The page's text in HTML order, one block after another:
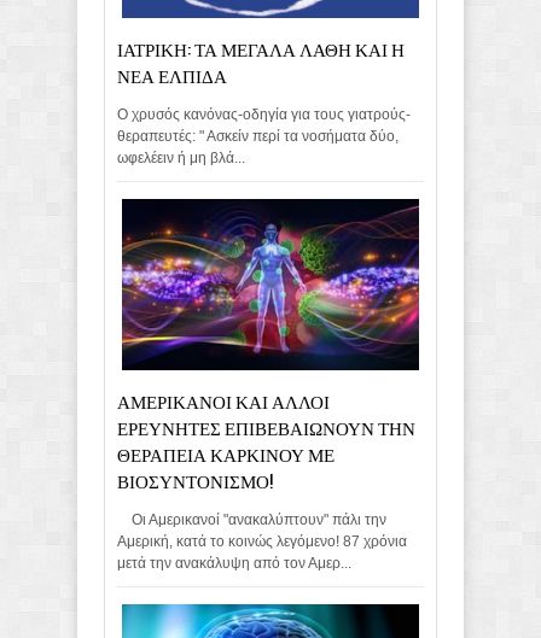
ΙΑΤΡΙΚΗ: ΤΑ ΜΕΓΑΛΑ ΛΑΘΗ ΚΑΙ Η
ΝΕΑ ΕΛΠΙΔΑ
Ο χρυσός κανόνας-οδηγία για τους γιατρούς-
θεραπευτές: " Ασκείν περί τα νοσήματα δύο,
ωφελέειν ή μη βλά...
ΑΜΕΡΙΚΑΝΟΙ ΚΑΙ ΑΛΛΟΙ
ΕΡΕΥΝΗΤΕΣ ΕΠΙΒΕΒΑΙΩΝΟΥΝ ΤΗΝ
ΘΕΡΑΠΕΙΑ ΚΑΡΚΙΝΟΥ ΜΕ
ΒΙΟΣΥΝΤΟΝΙΣΜΟ!
Οι Αμερικανοί "ανακαλύπτουν" πάλι την
Αμερική, κατά το κοινώς λεγόμενο! 87 χρόνια
μετά την ανακάλυψη από τον Αμερ...